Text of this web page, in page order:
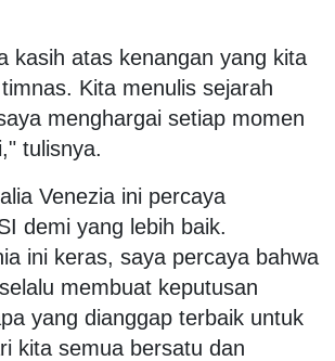
kasih atas kenangan yang kita
Kita menulis sejarah
menghargai setiap momen
tulisnya.
Venezia ini percaya
demi yang lebih baik.
ini keras, saya percaya bahwa
membuat keputusan
yang dianggap terbaik untuk
kita semua bersatu dan